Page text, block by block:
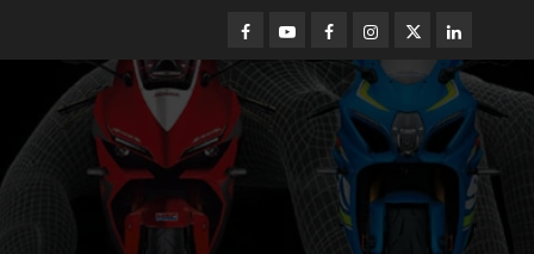
Facebook
YoutubeFacebookInstagram
Twitterlinkedin